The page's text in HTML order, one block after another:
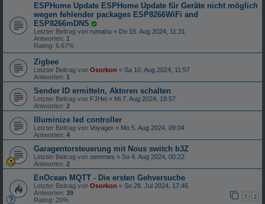
ESPHome Update ESPHome Update für Geräte nicht möglich
wegen fehlender packages ESP8266WiFi and
ESP8266mDNS
Letzter Beitrag von rumahu « Do 15. Aug 2024, 11:31
Antworten: 1
Rating: 6.67%
Zigbee
Letzter Beitrag von Osorkon « Sa 10. Aug 2024, 11:57
Antworten: 1
Sender ID ermitteln, Aktoren schalten
Letzter Beitrag von FJHei « Mi 7. Aug 2024, 18:57
Antworten: 2
Illuminize led controller
Letzter Beitrag von Voyager « Mo 5. Aug 2024, 09:04
Antworten: 4
Garagentorsteuerung mit Nous switch b3Z
Letzter Beitrag von oemmes « So 4. Aug 2024, 00:22
Antworten: 2
EnOcean MQTT - Die ersten Gehversuche
Letzter Beitrag von Osorkon « So 28. Jul 2024, 17:46
Antworten: 39 1 2
Rating: 20%